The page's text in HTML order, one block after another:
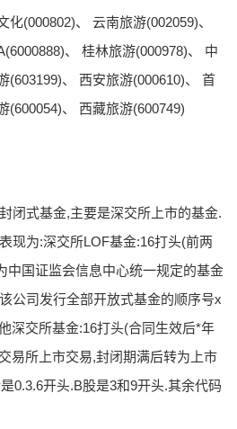
化(000802)、 云南旅游(002059)、
、 桂林旅游(000978)、 中
(603199)、 西安旅游(000610)、 首
(600054)、 西藏旅游(600749)
闭式基金,主要是深交所上市的基金.
现为:深交所LOF基金:16打头(前两
中国证监会信息中心统一规定的基金
公司发行全部开放式基金的顺序号x
深交所基金:16打头(合同生效后*年
易所上市交易,封闭期满后转为上市
0.3.6开头.B股是3和9开头.其余代码